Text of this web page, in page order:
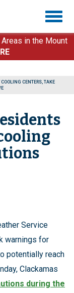
in the Mount
CENTERS, TAKE
Service
warnings for
potentially reach
Clackamas
during the